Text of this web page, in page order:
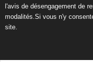
l'avis de désengagement de
modalités.Si vous n'y
site.